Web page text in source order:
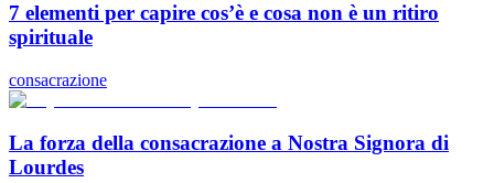
7 elementi per capire cos’è e cosa non è un ritiro
spirituale
consacrazione
La forza della consacrazione a Nostra Signora di
Lourdes